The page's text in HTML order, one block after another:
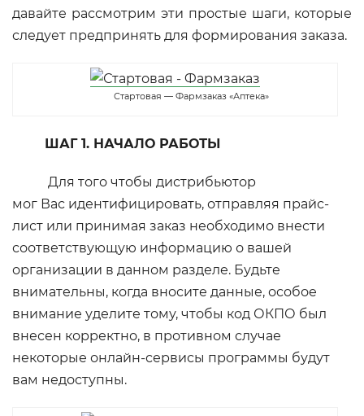
давайте рассмотрим эти простые шаги, которые
следует предпринять для формирования заказа.
Стартовая — Фармзаказ «Аптека»
ШАГ 1. НАЧАЛО РАБОТЫ
Для того чтобы дистрибьютор
мог Вас идентифицировать, отправляя прайс-
лист или принимая заказ необходимо внести
соответствующую информацию о вашей
организации в данном разделе. Будьте
внимательны, когда вносите данные, особое
внимание уделите тому, чтобы код ОКПО был
внесен корректно, в противном случае
некоторые онлайн-сервисы программы будут
вам недоступны.